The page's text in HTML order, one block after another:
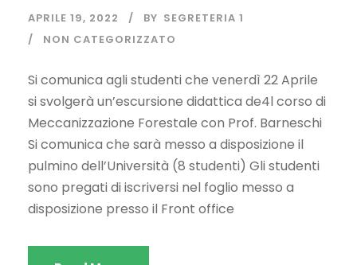
APRILE 19, 2022 BY SEGRETERIA 1
NON CATEGORIZZATO
Si comunica agli studenti che venerdì 22 Aprile
si svolgerà un’escursione didattica de4l corso di
Meccanizzazione Forestale con Prof. Barneschi
Si comunica che sarà messo a disposizione il
pulmino dell’Università (8 studenti) Gli studenti
sono pregati di iscriversi nel foglio messo a
disposizione presso il Front office